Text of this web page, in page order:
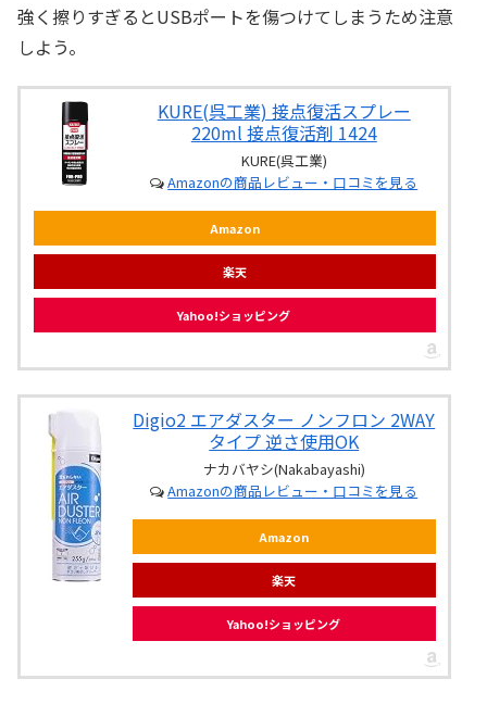
強く擦りすぎるとUSBポートを傷つけてしまうため注意
しよう。
KURE(呉工業) 接点復活スプレー
220ml 接点復活剤 1424
KURE(呉工業)
Amazonの商品レビュー・口コミを見る
Amazon
楽天
Yahoo!ショッピング
Digio2 エアダスター ノンフロン 2WAY
タイプ 逆さ使用OK
ナカバヤシ(Nakabayashi)
Amazonの商品レビュー・口コミを見る
Amazon
楽天
Yahoo!ショッピング